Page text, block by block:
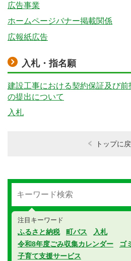
広告事業
ホームページバナー掲載関係
広報紙広告
入札・指名願
建設工事における契約保証及び
の提出について
入札
トップに
注目キーワード
ふるさと納税 町バス
入札
令和8年度ごみ収集カレンダー
ゴ
子育て支援サービス